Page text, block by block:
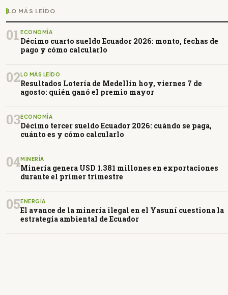
LO MÁS LEÍDO
01 ECONOMÍA
Décimo cuarto sueldo Ecuador 2026: monto, fechas de
pago y cómo calcularlo
02 LO MÁS LEÍDO
Resultados Lotería de Medellín hoy, viernes 7 de
agosto: quién ganó el premio mayor
03ECONOMÍA
Décimo tercer sueldo Ecuador 2026: cuándo se paga,
cuánto es y cómo calcularlo
04MINERÍA
Minería genera USD 1.381 millones en exportaciones
durante el primer trimestre
05 ENERGÍA
El avance de la minería ilegal en el Yasuní cuestiona la
estrategia ambiental de Ecuador